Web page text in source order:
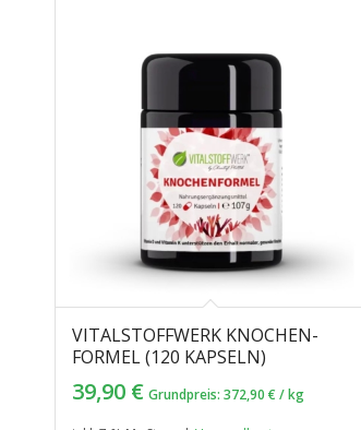
VITALSTOFFWERK KNOCHEN­
FORMEL (120 KAPSELN)
39,90 € Grundpreis: 372,90 € /kg